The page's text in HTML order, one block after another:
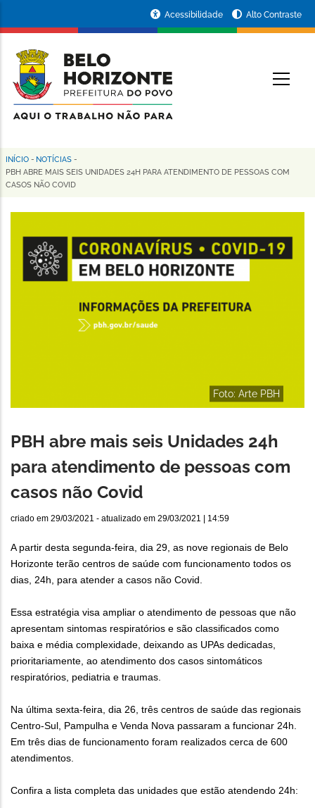
conteúdo
principal
da
Prefeitura
de
Horizonte
Acessibilidade Alto Contraste
Trilha
de
navegação
INÍCIO - NOTÍCIAS -
PBH ABRE MAIS SEIS UNIDADES 24H PARA ATENDIMENTO DE PESSOAS COM
CASOS NÃO COVID
Foto: Arte PBH
PBH abre mais seis Unidades 24h
para atendimento de pessoas com
casos não Covid
criado em 29/03/2021 - atualizado em 29/03/2021 | 14:59
A partir desta segunda-feira, dia 29, as nove regionais de Belo
Horizonte terão centros de saúde com funcionamento todos os
dias, 24h, para atender a casos não Covid.
Essa estratégia visa ampliar o atendimento de pessoas que não
apresentam sintomas respiratórios e são classificados como
baixa e média complexidade, deixando as UPAs dedicadas,
prioritariamente, ao atendimento dos casos sintomáticos
respiratórios, pediatria e traumas.
Na última sexta-feira, dia 26, três centros de saúde das regionais
Centro-Sul, Pampulha e Venda Nova passaram a funcionar 24h.
Em três dias de funcionamento foram realizados cerca de 600
atendimentos.
Confira a lista completa das unidades que estão atendendo 24h: